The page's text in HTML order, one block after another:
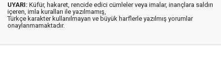
UYARI: Küfür, hakaret, rencide edici cümleler veya imalar, inançlara saldırı
içeren, imla kuralları ile yazılmamış,
Türkçe karakter kullanılmayan ve büyük harflerle yazılmış yorumlar
onaylanmamaktadır.